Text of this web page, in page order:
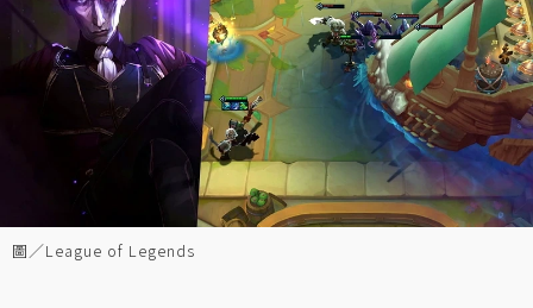
圖／League of Legends